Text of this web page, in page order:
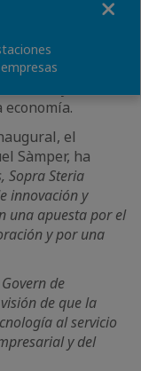
en el acto de
de la
la
primer nivel en
y
el
Sàmper, ha
Sopra Steria
innovación y
una apuesta por el
y por una
de
de que la
al servicio
y del